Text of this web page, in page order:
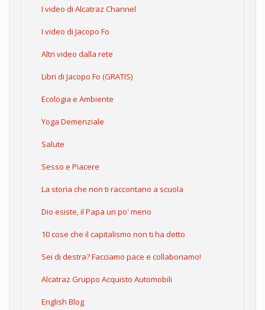
I video di Alcatraz Channel
I video di Jacopo Fo
Altri video dalla rete
Libri di Jacopo Fo (GRATIS)
Ecologia e Ambiente
Yoga Demenziale
Salute
Sesso e Piacere
La storia che non ti raccontano a scuola
Dio esiste, il Papa un po' meno
10 cose che il capitalismo non ti ha detto
Sei di destra? Facciamo pace e collaboriamo!
Alcatraz Gruppo Acquisto Automobili
English Blog